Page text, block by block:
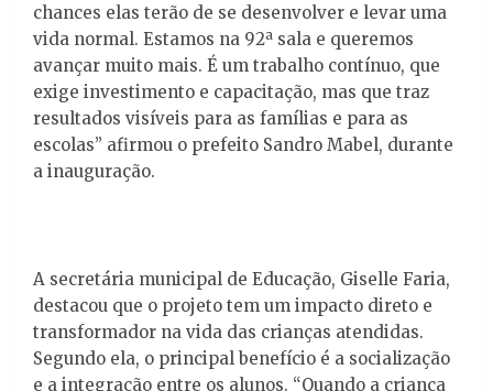
chances elas terão de se desenvolver e levar uma
vida normal. Estamos na 92ª sala e queremos
avançar muito mais. É um trabalho contínuo, que
exige investimento e capacitação, mas que traz
resultados visíveis para as famílias e para as
escolas” afirmou o prefeito Sandro Mabel, durante
a inauguração.
A secretária municipal de Educação, Giselle Faria,
destacou que o projeto tem um impacto direto e
transformador na vida das crianças atendidas.
Segundo ela, o principal benefício é a socialização
e a integração entre os alunos. “Quando a criança